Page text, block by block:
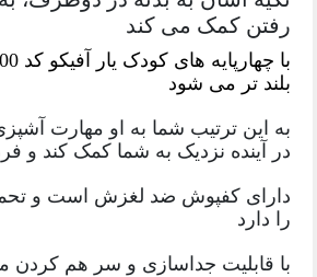
رفتن کمک می کند
بلند تر می شود
به این ترتیب شما به او مهارت
در آینده نزدیک به شما کمک کند و
را دارد
با قابلیت جداسازی و سر هم کردن